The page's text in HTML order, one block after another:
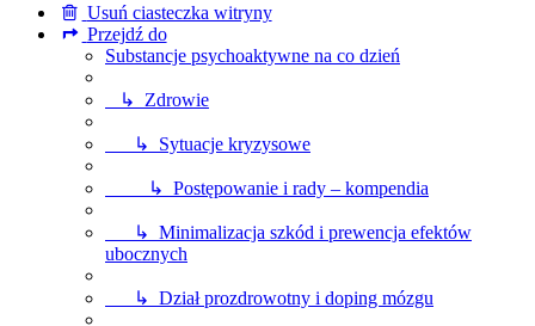
Usuń ciasteczka witryny
Przejdź do
Substancje psychoaktywne na co dzień
↳ Zdrowie
↳ Sytuacje kryzysowe
↳ Postępowanie i rady – kompendia
↳ Minimalizacja szkód i prewencja efektów
ubocznych
↳ Dział prozdrowotny i doping mózgu